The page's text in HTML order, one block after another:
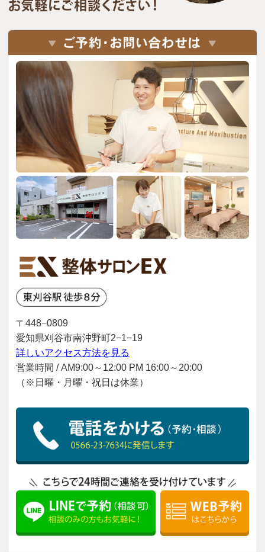
〒448−0809
愛知県刈谷市南沖野町2−1−19
詳しいアクセス方法を見る
営業時間 / AM9:00～12:00 PM 16:00～20:00
（※日曜・月曜・祝日は休業）